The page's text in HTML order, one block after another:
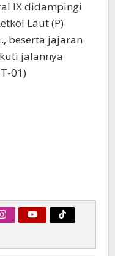
IX didampingi
Laut (P)
beserta jajaran
jalannya
01)